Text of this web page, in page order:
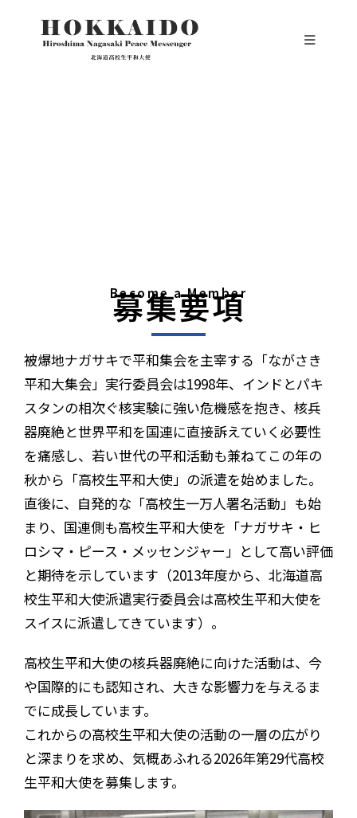
Become a Member
募集要項
被爆地ナガサキで平和集会を主宰する「ながさき
平和大集会」実行委員会は1998年、インドとパキ
スタンの相次ぐ核実験に強い危機感を抱き、核兵
器廃絶と世界平和を国連に直接訴えていく必要性
を痛感し、若い世代の平和活動も兼ねてこの年の
秋から「高校生平和大使」の派遣を始めました。
直後に、自発的な「高校生一万人署名活動」も始
まり、国連側も高校生平和大使を「ナガサキ・ヒ
ロシマ・ピース・メッセンジャー」として高い評価
と期待を示しています（2013年度から、北海道高
校生平和大使派遣実行委員会は高校生平和大使を
スイスに派遣してきています）。
高校生平和大使の核兵器廃絶に向けた活動は、今
や国際的にも認知され、大きな影響力を与えるま
でに成長しています。
これからの高校生平和大使の活動の一層の広がり
と深まりを求め、気概あふれる2026年第29代高校
生平和大使を募集します。